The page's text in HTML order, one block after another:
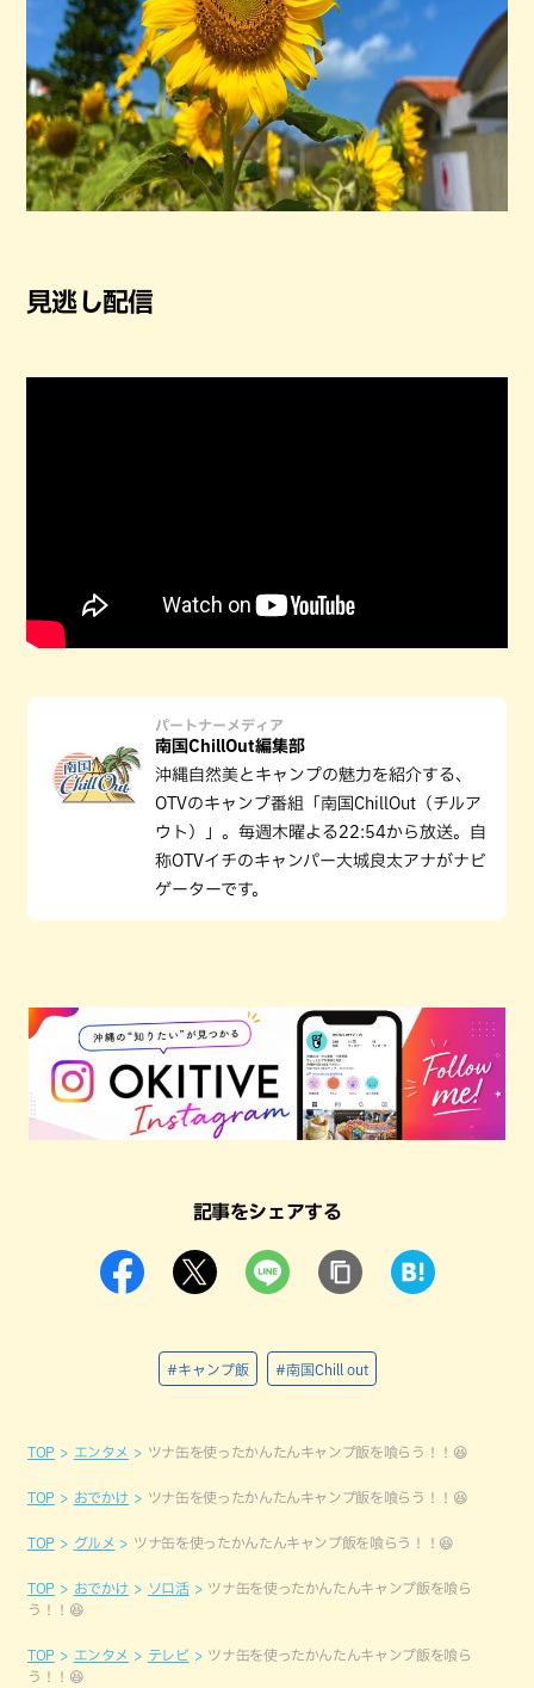
見逃し配信
パートナーメディア
南国ChillOut編集部
沖縄自然美とキャンプの魅力を紹介する、
OTVのキャンプ番組「南国ChillOut（チルア
ウト）」。毎週木曜よる22:54から放送。自
称OTVイチのキャンパー大城良太アナがナビ
ゲーターです。
記事をシェアする
#キャンプ飯 #南国Chill out
TOP エンタメ ツナ缶を使ったかんたんキャンプ飯を喰らう！！😆
TOP おでかけ ツナ缶を使ったかんたんキャンプ飯を喰らう！！😆
TOP グルメ ツナ缶を使ったかんたんキャンプ飯を喰らう！！😆
TOP おでかけ ソロ活
ツナ缶を使ったかんたんキャンプ飯を喰ら
う！！😆
TOP エンタメ テレビ
ツナ缶を使ったかんたんキャンプ飯を喰ら
う！！😆